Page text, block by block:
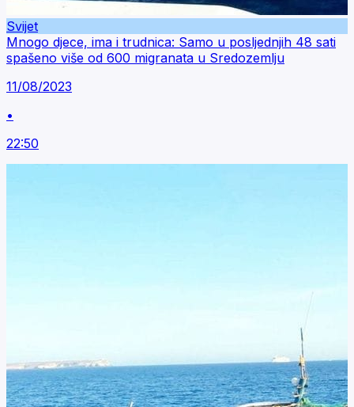
Svijet
Mnogo djece, ima i trudnica: Samo u posljednjih 48 sati
spašeno više od 600 migranata u Sredozemlju
11/08/2023
•
22:50